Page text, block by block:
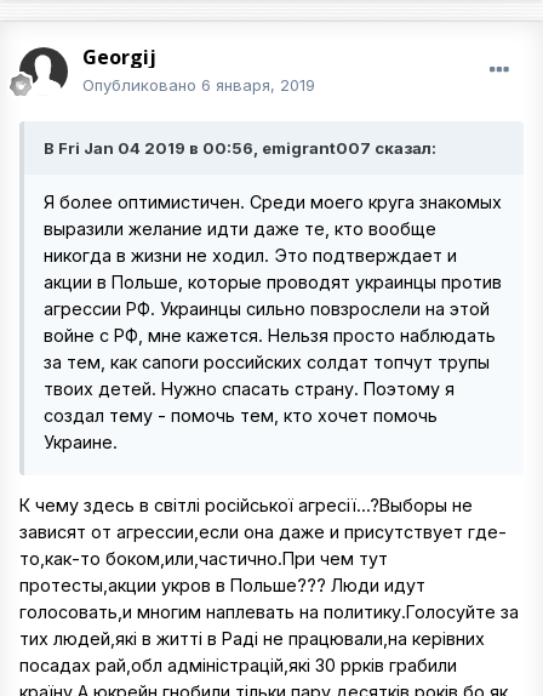
Georgij
Опубликовано 6 января, 2019
В Fri Jan 04 2019 в 00:56, emigrant007 сказал:
Я более оптимистичен. Среди моего круга знакомых
выразили желание идти даже те, кто вообще
никогда в жизни не ходил. Это подтверждает и
акции в Польше, которые проводят украинцы против
агрессии РФ. Украинцы сильно повзрослели на этой
войне с РФ, мне кажется. Нельзя просто наблюдать
за тем, как сапоги российских солдат топчут трупы
твоих детей. Нужно спасать страну. Поэтому я
создал тему - помочь тем, кто хочет помочь
Украине.
К чему здесь в світлі російської агресії...?Выборы не
зависят от агрессии,если она даже и присутствует где-
то,как-то боком,или,частично.При чем тут
протесты,акции укров в Польше??? Люди идут
голосовать,и многим наплевать на политику.Голосуйте за
тих людей,які в житті в Раді не працювали,на керівних
посадах рай,обл адміністрацій,які 30 ррків грабили